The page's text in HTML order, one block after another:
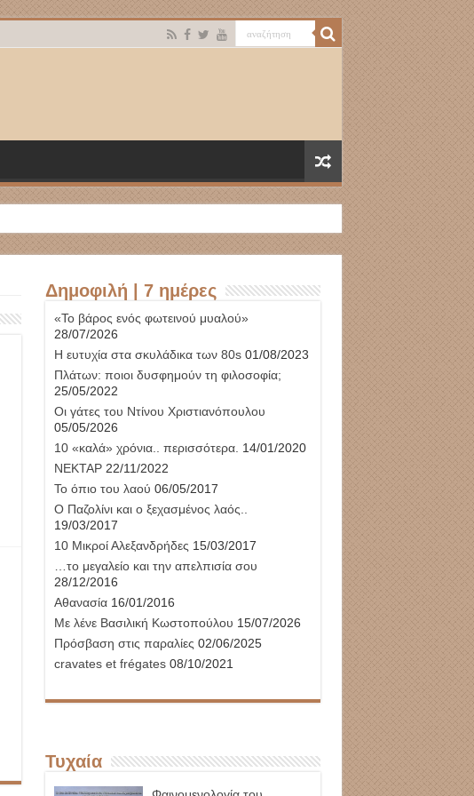
Δημοφιλή | 7 ημέρες
«Το βάρος ενός φωτεινού μυαλού»
28/07/2026
Η ευτυχία στα σκυλάδικα των 80s01/08/2023
Πλάτων: ποιοι δυσφημούν τη φιλοσοφία;
25/05/2022
Οι γάτες του Ντίνου Χριστιανόπουλου
05/05/2026
10 «καλά» χρόνια.. περισσότερα. 14/01/2020
ΝΕΚΤΑΡ22/11/2022
Το όπιο του λαού 06/05/2017
Ο Παζολίνι και ο ξεχασμένος λαός..
19/03/2017
10 Μικροί Αλεξανδρήδες 15/03/2017
…το μεγαλείο και την απελπισία σου
28/12/2016
Αθανασία16/01/2016
Με λένε Βασιλική Κωστοπούλου 15/07/2026
Πρόσβαση στις παραλίες 02/06/2025
cravates et frégates08/10/2021
Τυχαία